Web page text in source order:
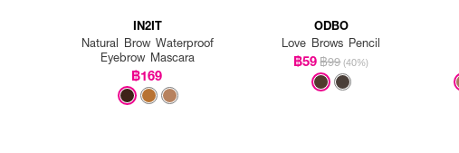
IN2IT
Natural Brow Waterproof
Eyebrow Mascara
฿169
ODBO
Love Brows Pencil
฿59฿99 (40%)